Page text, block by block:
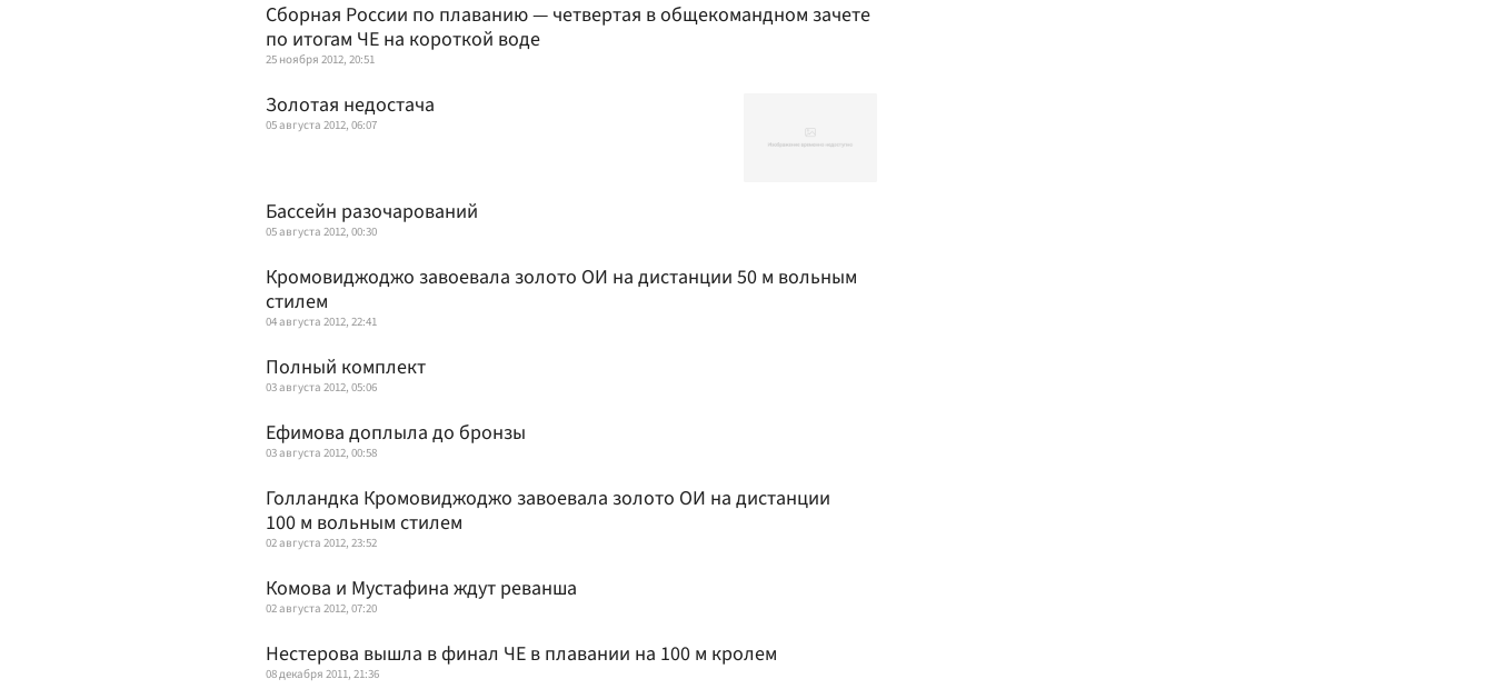
Сборная России по плаванию — четвертая в общекомандном зачете
по итогам ЧЕ на короткой воде
25 ноября 2012, 20:51
Золотая недостача
05 августа 2012, 06:07
Бассейн разочарований
05 августа 2012, 00:30
Кромовиджоджо завоевала золото ОИ на дистанции 50 м вольным
стилем
04 августа 2012, 22:41
Полный комплект
03 августа 2012, 05:06
Ефимова доплыла до бронзы
03 августа 2012, 00:58
Голландка Кромовиджоджо завоевала золото ОИ на дистанции
100 м вольным стилем
02 августа 2012, 23:52
Комова и Мустафина ждут реванша
02 августа 2012, 07:20
Нестерова вышла в финал ЧЕ в плавании на 100 м кролем
08 декабря 2011, 21:36